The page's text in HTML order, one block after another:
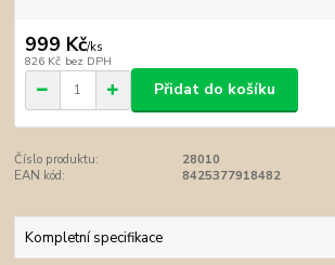
999 Kč/ks
826 Kč bez DPH
Přidat do košíku
Číslo produktu:
28010
EAN kód:
8425377918482
Kompletní specifikace